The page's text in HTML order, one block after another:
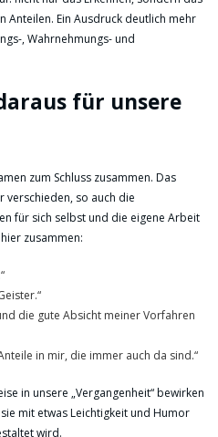
Anteilen. Ein Ausdruck deutlich mehr
, Wahrnehmungs- und
für unsere
zum Schluss zusammen. Das
verschieden, so auch die
für sich selbst und die eigene Arbeit
zusammen:
die gute Absicht meiner Vorfahren
in mir, die immer auch da sind.“
in unsere „Vergangenheit“ bewirken
mit etwas Leichtigkeit und Humor
wird.